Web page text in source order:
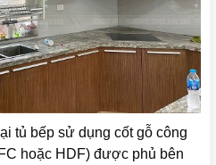
tủ bếp sử dụng cốt gỗ công
hoặc HDF) được phủ bên